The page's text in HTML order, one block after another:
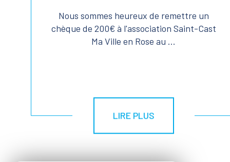
Nous sommes heureux de remettre un
chèque de 200€ à l'association Saint-Cast
Ma Ville en Rose au ...
LIRE PLUS